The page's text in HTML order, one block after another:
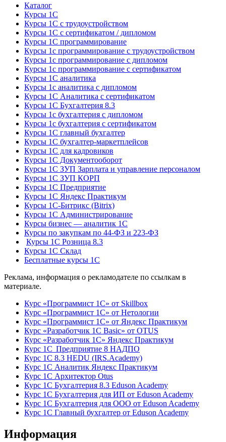
Каталог
Курсы 1С
Курсы 1С с трудоустройством
Курсы 1С с сертификатом / дипломом
Курсы 1С программирование
Курсы 1с программирование с трудоустройством
Курсы 1с программирование с дипломом
Курсы 1с программирование с сертификатом
Курсы 1С аналитика
Курсы 1с аналитика с дипломом
Курсы 1С Аналитика с сертификатом
Курсы 1С Бухгалтерия 8.3
Курсы 1с бухгалтерия с дипломом
Курсы 1с бухгалтерия с сертификатом
Курсы 1С главный бухгалтер
Курсы 1С бухгалтер-маркетплейсов
Курсы 1С для кадровиков
Курсы 1С Документооборот
Курсы 1С ЗУП Зарплата и управление персоналом
Курсы 1С ЗУП КОРП
Курсы 1С Предприятие
Курсы 1С Яндекс Практикум
Курсы 1С-Битрикс (Bitrix)
Курсы 1С Администрирование
Курсы бизнес — аналитик 1С
Курсы по закупкам по 44‑ФЗ и 223‑ФЗ
Курсы 1С Розница 8.3
Курсы 1С Склад
Бесплатные курсы 1С
Реклама, информация о рекламодателе по ссылкам в
материале.
Курс «Программист 1С» от Skillbox
Курс «Программист 1С» от Нетологии
Курс «Программист 1С» от Яндекс Практикум
Курс «Разработчик 1С Basic» от OTUS
Курс «Разработчик 1С» Яндекс Практикум
Курс 1С Предприятие 8 НАДПО
Курс 1С 8.3 HEDU (IRS.Academy)
Курс 1С Аналитик Яндекс Практикум
Курс 1С Архитектор Otus
Курс 1С Бухгалтерия 8.3 Eduson Academy
Курс 1С Бухгалтерия для ИП от Eduson Academy
Курс 1С Бухгалтерия для ООО от Eduson Academy
Курс 1С Главный бухгалтер от Eduson Academy
Информация